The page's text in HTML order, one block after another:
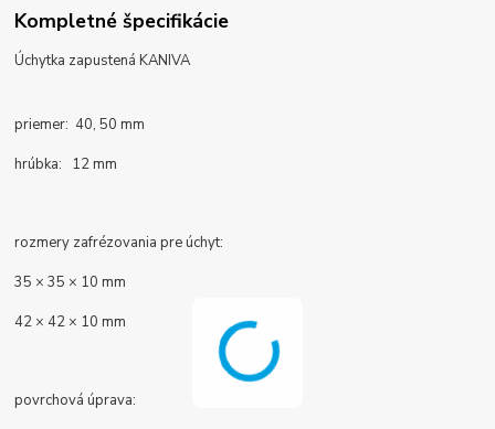
Kompletné špecifikácie
Úchytka zapustená KANIVA
priemer: 40, 50 mm
hrúbka: 12 mm
rozmery zafrézovania pre úchyt:
35 × 35 × 10 mm
42 × 42 × 10 mm
povrchová úprava: